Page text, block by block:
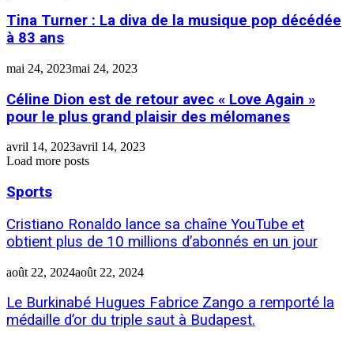
Tina Turner : La diva de la musique pop décédée
à 83 ans
mai 24, 2023mai 24, 2023
Céline Dion est de retour avec « Love Again »
pour le plus grand plaisir des mélomanes
avril 14, 2023avril 14, 2023
Load more posts
Sports
Cristiano Ronaldo lance sa chaîne YouTube et
obtient plus de 10 millions d’abonnés en un jour
août 22, 2024août 22, 2024
Le Burkinabé Hugues Fabrice Zango a remporté la
médaille d’or du triple saut à Budapest.